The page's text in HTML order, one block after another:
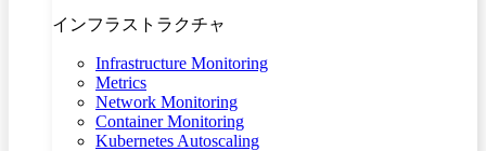
インフラストラクチャ
Infrastructure Monitoring
Metrics
Network Monitoring
Container Monitoring
Kubernetes Autoscaling